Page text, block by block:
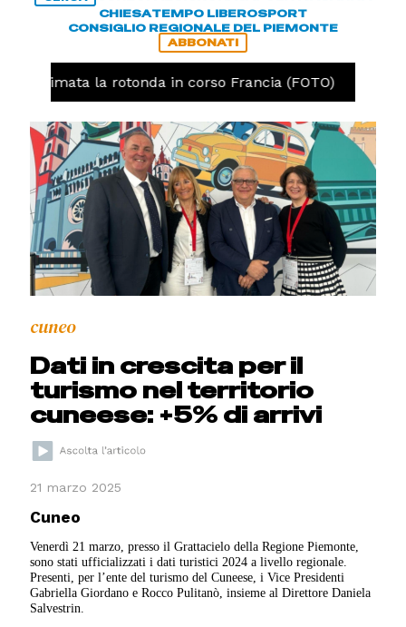
CHIESATEMPO LIBEROSPORT
CONSIGLIO REGIONALE DEL PIEMONTE
ABBONATI
ultimata la rotonda in corso Francia (FOTO)
cuneo
Dati in crescita per il
turismo nel territorio
cuneese: +5% di arrivi
21 marzo 2025
Cuneo
Venerdì 21 marzo, presso il Grattacielo della Regione Piemonte,
sono stati ufficializzati i dati turistici 2024 a livello regionale.
Presenti, per l’ente del turismo del Cuneese, i Vice Presidenti
Gabriella Giordano e Rocco Pulitanò, insieme al Direttore Daniela
Salvestrin.